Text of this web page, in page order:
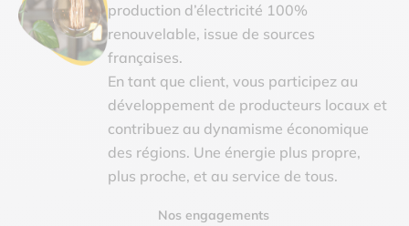
production d’électricité 100%
renouvelable, issue de sources
françaises.
En tant que client, vous participez au
développement de producteurs locaux et
contribuez au dynamisme économique
des régions. Une énergie plus propre,
plus proche, et au service de tous.
Nos engagements